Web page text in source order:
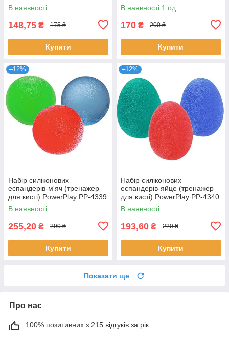
В наявності
148,75 ₴ 175 ₴
Купити
В наявності 1 од.
170 ₴ 200 ₴
Купити
–12%
Набір силіконових
еспандерів-м'яч (тренажер
для кисті) PowerPlay PP-4339
Grip Ball Set (набір 3 шт.)
В наявності
255,20 ₴ 290 ₴
Купити
–12%
Набір силіконових
еспандерів-яйце (тренажер
для кисті) PowerPlay PP-4340
Power Grip Set (набір 3 шт.)
В наявності
193,60 ₴ 220 ₴
Купити
Показати ще
Про нас
100% позитивних з 215 відгуків за рік